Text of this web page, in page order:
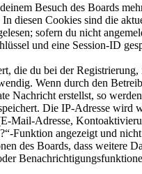
Besuch des Boards
diesen Cookies sind die
sofern du nicht
und eine Session-ID
die du bei der
Wenn durch den
Nachricht erstellst, so
Die IP-Adresse
Mail-Adresse,
Funktion angezeigt und
des Boards, dass weitere